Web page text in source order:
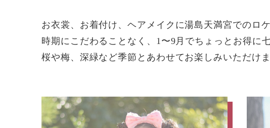
お衣裳、お着付け、ヘアメイクに湯島天満宮でのロ
時期にこだわることなく、1〜9月でちょっとお得に
桜や梅、深緑など季節とあわせてお楽しみいただけま